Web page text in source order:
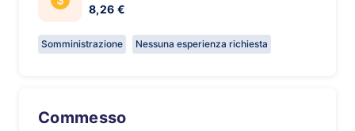
8,26 €
Somministrazione Nessuna esperienza richiesta
Commesso